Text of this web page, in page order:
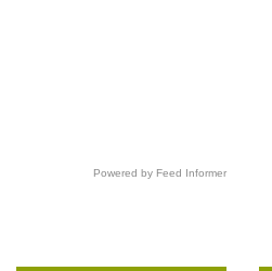
Powered by Feed Informer